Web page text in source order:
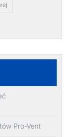
Pro-Vent